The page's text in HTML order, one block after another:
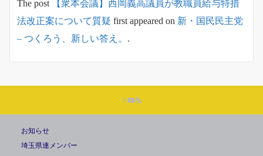
The post
【衆本会議】西岡義高議員が教職員給与特措
法改正案について質疑 first appeared on 新・国民民主党
– つくろう、新しい答え。 .
お知らせ
埼玉県連メンバー